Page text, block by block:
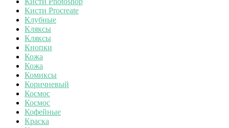
Кисти Procreate
Клубные
Кляксы
Кляксы
Кнопки
Кожа
Кожа
Комиксы
Коричневый
Космос
Космос
Кофейные
Краска